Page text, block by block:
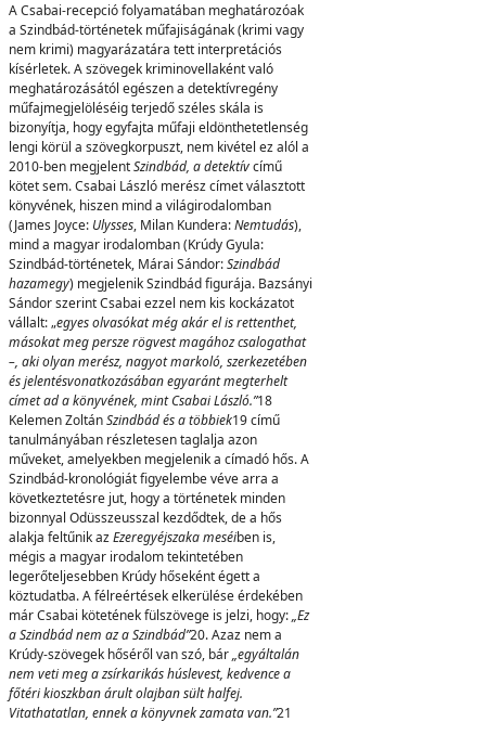
A Csabai-recepció folyamatában meghatározóak
a Szindbád-történetek műfajiságának (krimi vagy
nem krimi) magyarázatára tett interpretációs
kísérletek. A szövegek kriminovellaként való
meghatározásától egészen a detektívregény
műfajmegjelöléséig terjedő széles skála is
bizonyítja, hogy egyfajta műfaji eldönthetetlenség
lengi körül a szövegkorpuszt, nem kivétel ez alól a
2010-ben megjelentSzindbád, a detektívcímű
kötet sem. Csabai László merész címet választott
könyvének, hiszen mind a világirodalomban
(James Joyce: Ulysses, Milan Kundera:Nemtudás),
mind a magyar irodalomban (Krúdy Gyula:
Szindbád-történetek, Márai Sándor:Szindbád
hazamegy) megjelenik Szindbád figurája. Bazsányi
Sándor szerint Csabai ezzel nem kis kockázatot
vállalt: „egyes olvasókat még akár el is rettenthet,
másokat meg persze rögvest magához csalogathat
–, aki olyan merész, nagyot markoló, szerkezetében
és jelentésvonatkozásában egyaránt megterhelt
címet ad a könyvének, mint Csabai László.”18
Kelemen ZoltánSzindbádés a többiek19 című
tanulmányában részletesen taglalja azon
műveket, amelyekben megjelenik a címadó hős. A
Szindbád-kronológiát figyelembe véve arra a
következtetésre jut, hogy a történetek minden
bizonnyal Odüsszeusszal kezdődtek, de a hős
alakja feltűnik azEzeregyéjszaka meséiben is,
mégis a magyar irodalom tekintetében
legerőteljesebben Krúdy hőseként égett a
köztudatba. A félreértések elkerülése érdekében
már Csabai kötetének fülszövege is jelzi, hogy:„Ez
a Szindbád nem az a Szindbád”20. Azaz nem a
Krúdy-szövegek hőséről van szó, bár„egyáltalán
nem veti meg a zsírkarikás húslevest, kedvence a
főtéri kioszkban árult olajban sült halfej.
Vitathatatlan, ennek a könyvnek zamata van.”21